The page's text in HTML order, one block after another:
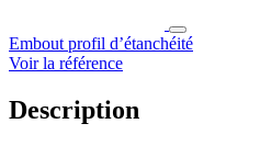
Embout profil d’étanchéité
Voir la référence
Description